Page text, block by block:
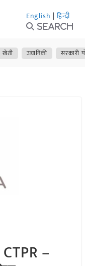
English | हिन्दी
Search
उद्यानिकी सरकारी
–